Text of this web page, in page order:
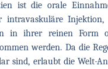
ist die orale
Injektion,
in ihrer reinen Form
werden. Da die
sind, erlaubt die Welt-